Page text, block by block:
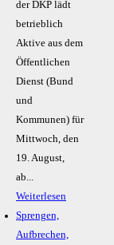
der DKP lädt
betrieblich
Aktive aus dem
Öffentlichen
Dienst (Bund
und
Kommunen) für
Mittwoch, den
19. August,
ab...
Weiterlesen
Sprengen,
Aufbrechen,